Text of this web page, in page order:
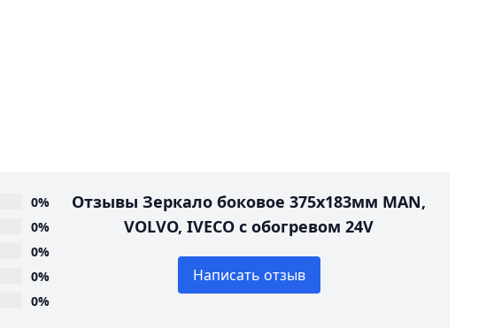
0%
0%
0%
0%
0%
Отзывы Зеркало боковое 375х183мм MAN,
VOLVO, IVECO с обогревом 24V
Написать отзыв